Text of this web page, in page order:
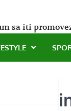
sa iti